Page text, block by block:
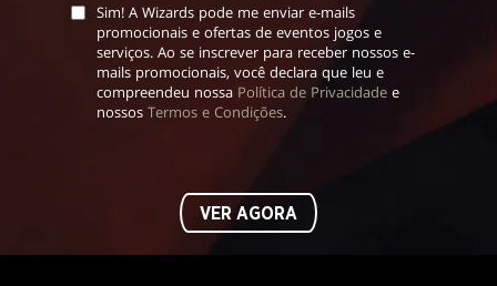
Sim! A Wizards pode me enviar e-mails
promocionais e ofertas de eventos jogos e
serviços. Ao se inscrever para receber nossos e-
mails promocionais, você declara que leu e
compreendeu nossa Política de Privacidade e
nossos Termos e Condições.
VER AGORA